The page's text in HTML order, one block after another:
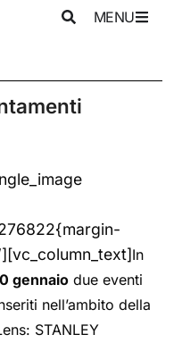
MENU
In
gennaio due eventi
nell’ambito della
STANLEY